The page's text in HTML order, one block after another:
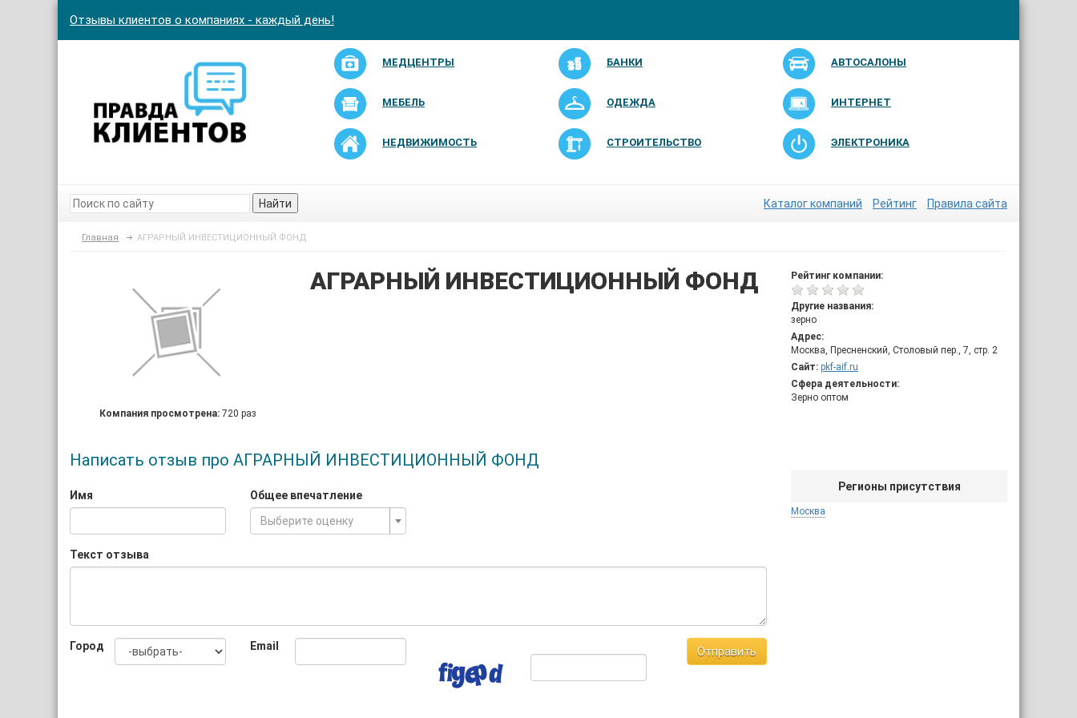
Отзывы клиентов о компаниях - каждый день!
МЕДЦЕНТРЫ БАНКИ АВТОСАЛОНЫ
МЕБЕЛЬ ОДЕЖДА ИНТЕРНЕТ
НЕДВИЖИМОСТЬ СТРОИТЕЛЬСТВО ЭЛЕКТРОНИКА
Найти Каталог компаний Рейтинг Правила сайта
Главная АГРАРНЫЙ ИНВЕСТИЦИОННЫЙ ФОНД
Рейтинг компании:
Другие названия:
зерно
Адрес:
Москва, Пресненский, Столовый пер., 7, стр. 2
Сайт: pkf-aif.ru
Сфера деятельности:
Зерно оптом
Регионы присутствия
Москва
Компания просмотрена: 720 раз
АГРАРНЫЙ ИНВЕСТИЦИОННЫЙ ФОНД
Написать отзыв про АГРАРНЫЙ ИНВЕСТИЦИОННЫЙ ФОНД
Имя
Общее впечатление
Выберите оценку
Текст отзыва
Город Email Отправить